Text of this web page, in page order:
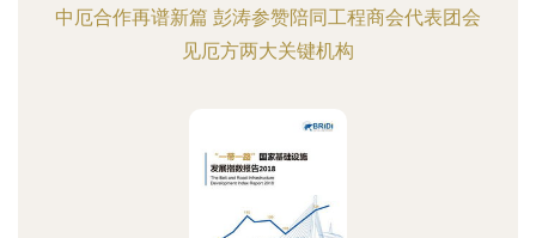
中厄合作再谱新篇 彭涛参赞陪同工程商会代表团会
见厄方两大关键机构